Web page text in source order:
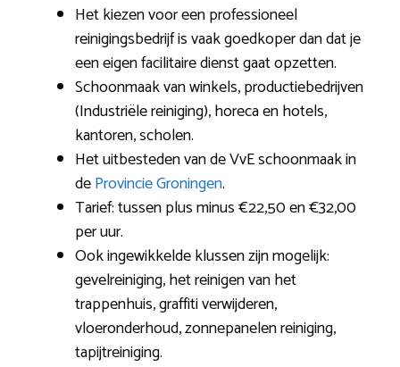
Het kiezen voor een professioneel
reinigingsbedrijf is vaak goedkoper dan dat je
een eigen facilitaire dienst gaat opzetten.
Schoonmaak van winkels, productiebedrijven
(Industriële reiniging), horeca en hotels,
kantoren, scholen.
Het uitbesteden van de VvE schoonmaak in
deProvincie Groningen.
Tarief: tussen plus minus €22,50 en €32,00
per uur.
Ook ingewikkelde klussen zijn mogelijk:
gevelreiniging, het reinigen van het
trappenhuis, graffiti verwijderen,
vloeronderhoud, zonnepanelen reiniging,
tapijtreiniging.